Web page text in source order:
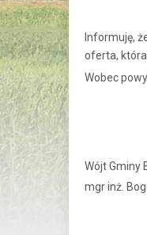
Informuję,
oferta, która
Wobec
Wójt Gminy
mgr inż.